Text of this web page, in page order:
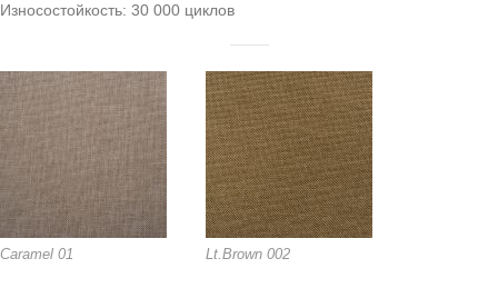
Износостойкость: 30 000 циклов
Caramel 01 Lt.Brown 002